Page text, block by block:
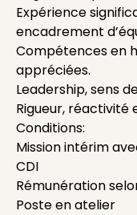
Expérience
encadrement
Compétences en
appréciées.
Leadership, sens
Rigueur,
Conditions:
Mission intérim
CDI
Rémunération
Poste en atelier